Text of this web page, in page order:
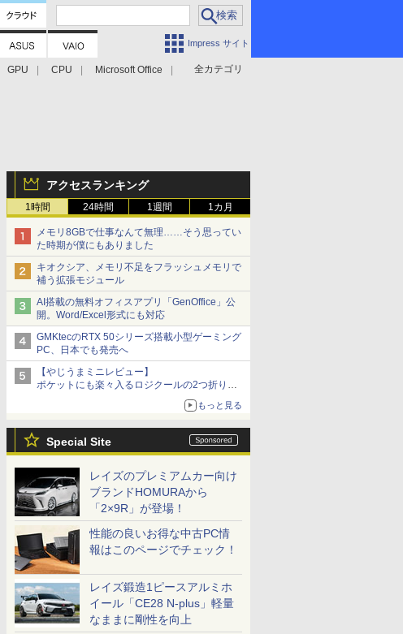
Impress サイト
全カテゴリ
GPU CPU
Microsoft Office
アクセスランキング
1時間 24時間 1週間 1カ月
メモリ8GBで仕事なんて無理……そう思ってい
た時期が僕にもありました
キオクシア、メモリ不足をフラッシュメモリで
補う拡張モジュール
AI搭載の無料オフィスアプリ「GenOffice」公
開。Word/Excel形式にも対応
GMKtecのRTX 50シリーズ搭載小型ゲーミング
PC、日本でも発売へ
【やじうまミニレビュー】
ポケットにも楽々入るロジクールの2つ折りマ
ウス「Mobi Fold」。その気になるギミックと
もっと見る
Special Site
レイズのプレミアムカー向け
ブランドHOMURAから
「2×9R」が登場！
性能の良いお得な中古PC情
報はこのページでチェック！
レイズ鍛造1ピースアルミホ
イール「CE28 N-plus」軽量
なままに剛性を向上